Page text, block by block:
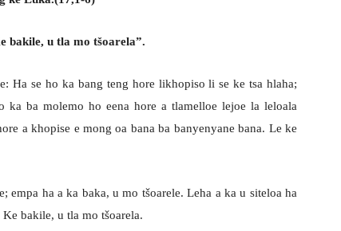
bakile, u tla mo tšoarela”.
se ho ka bang teng hore likhopiso li se ke tsa hlaha;
ka ba molemo ho eena hore a tlamelloe lejoe la leloala
a khopise e mong oa bana ba banyenyane bana. Le ke
ha a ka baka, u mo tšoarele. Leha a ka u siteloa ha
Ke bakile, u tla mo tšoarela.